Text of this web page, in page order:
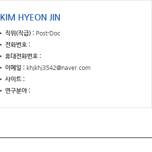
KIM HYEON JIN
직위(직급)
Post-Doc
전화번호
휴대전화번호
이메일
khjkhj3542@naver.com
사이트
연구분야